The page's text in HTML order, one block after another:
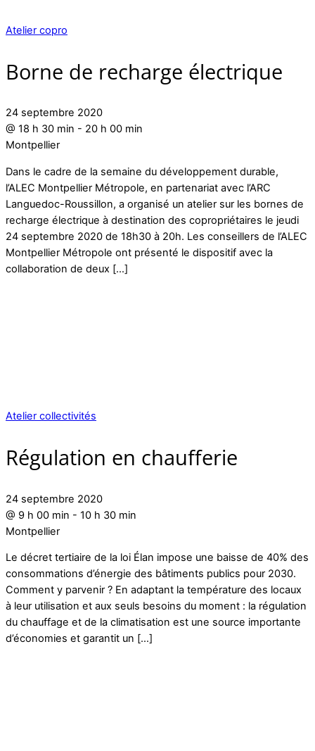
Atelier copro
Borne de recharge électrique
24 septembre 2020
@ 18 h 30 min - 20 h 00 min
Montpellier
Dans le cadre de la semaine du développement durable,
l’ALEC Montpellier Métropole, en partenariat avec l’ARC
Languedoc-Roussillon, a organisé un atelier sur les bornes de
recharge électrique à destination des copropriétaires le jeudi
24 septembre 2020 de 18h30 à 20h. Les conseillers de l’ALEC
Montpellier Métropole ont présenté le dispositif avec la
collaboration de deux […]
Atelier collectivités
Régulation en chaufferie
24 septembre 2020
@ 9 h 00 min - 10 h 30 min
Montpellier
Le décret tertiaire de la loi Élan impose une baisse de 40% des
consommations d’énergie des bâtiments publics pour 2030.
Comment y parvenir ? En adaptant la température des locaux
à leur utilisation et aux seuls besoins du moment : la régulation
du chauffage et de la climatisation est une source importante
d’économies et garantit un […]